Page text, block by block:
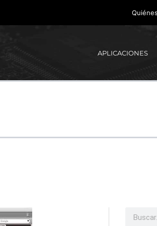
APLICACIONES